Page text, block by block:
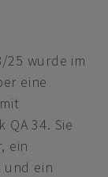
25 wurde im
eine
34. Sie
ein
und ein